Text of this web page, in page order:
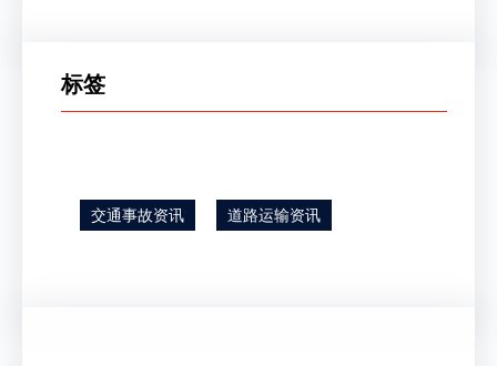
标签
交通事故资讯 道路运输资讯